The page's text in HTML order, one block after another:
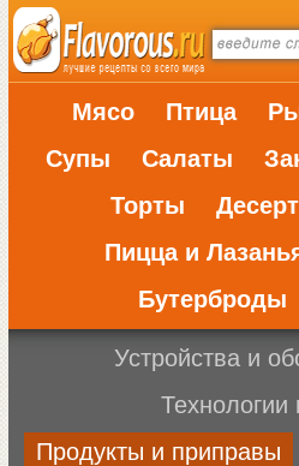
Мясо Птица
Супы
Салаты
Торты
Пицца и
Бутерброды
Устройства и
Технологии
Продукты и приправы